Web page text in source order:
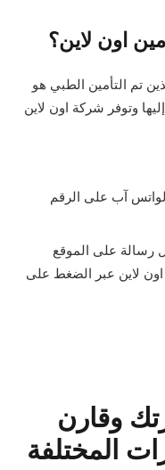
اون لاين؟
تم التأمين الطبي هو
وتوفر شركة اون لاين
آب على الرقم
رسالة على الموقع
لاين عبر الضغط على
وقارن
المختلفة